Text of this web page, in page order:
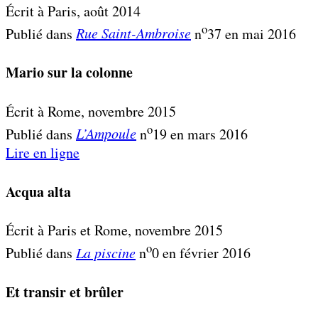
Écrit à Paris, août 2014
Publié dans Rue Saint-Ambroiseno37 en mai 2016
Mario sur la colonne
Écrit à Rome, novembre 2015
Publié dans L’Ampouleno19 en mars 2016
Lire en ligne
Acqua alta
Écrit à Paris et Rome, novembre 2015
Publié dans La piscineno0 en février 2016
Et transir et brûler